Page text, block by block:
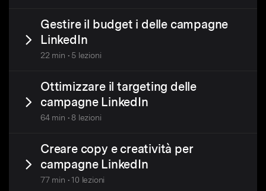
Gestire il budget i delle campagne
LinkedIn
22 min • 5 lezioni
Ottimizzare il targeting delle
campagne LinkedIn
64 min • 8 lezioni
Creare copy e creatività per
campagne LinkedIn
77 min • 10 lezioni